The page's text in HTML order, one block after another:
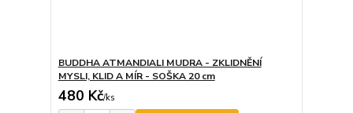
BUDDHA ATMANDIALI MUDRA - ZKLIDNĚNÍ
MYSLI, KLID A MÍR - SOŠKA 20 cm
480 Kč/ks